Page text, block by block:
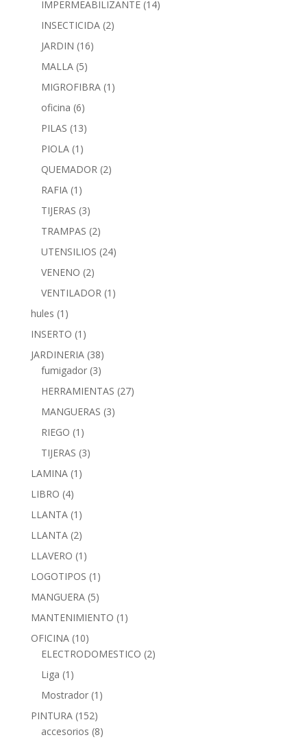
IMPERMEABILIZANTE (14)
INSECTICIDA (2)
JARDIN (16)
MALLA (5)
MIGROFIBRA (1)
oficina (6)
PILAS (13)
PIOLA (1)
QUEMADOR (2)
RAFIA (1)
TIJERAS (3)
TRAMPAS (2)
UTENSILIOS (24)
VENENO (2)
VENTILADOR (1)
hules (1)
INSERTO (1)
JARDINERIA (38)
fumigador (3)
HERRAMIENTAS (27)
MANGUERAS (3)
RIEGO (1)
TIJERAS (3)
LAMINA (1)
LIBRO (4)
LLANTA (1)
LLANTA (2)
LLAVERO (1)
LOGOTIPOS (1)
MANGUERA (5)
MANTENIMIENTO (1)
OFICINA (10)
ELECTRODOMESTICO (2)
Liga (1)
Mostrador (1)
PINTURA (152)
accesorios (8)